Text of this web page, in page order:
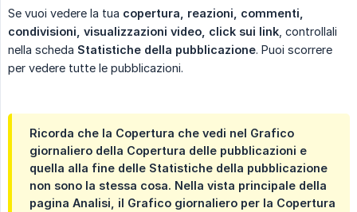
Se vuoi vedere la tua copertura, reazioni, commenti,
condivisioni, visualizzazioni video, click sui link , controllali
nella scheda Statistiche della pubblicazione. Puoi scorrere
per vedere tutte le pubblicazioni.
Ricorda che la Copertura che vedi nel Grafico
giornaliero della Copertura delle pubblicazioni e
quella alla fine delle Statistiche della pubblicazione
non sono la stessa cosa. Nella vista principale della
pagina Analisi, il Grafico giornaliero per la Copertura